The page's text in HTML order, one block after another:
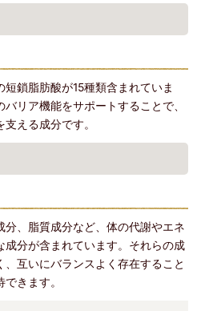
鎖脂肪酸が15種類含まれていま
リア機能をサポートすることで、
える成分です。
分、脂質成分など、体の代謝やエネ
成分が含まれています。それらの成
互いにバランスよく存在すること
きます。